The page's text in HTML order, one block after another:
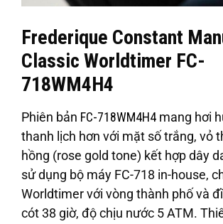
Frederique Constant
Classic Worldtimer FC-
718WM4H4
Phiên bản FC-718WM4H4 mang hơi
thanh lịch hơn với mặt số trắng, vỏ
hồng (rose gold tone) kết hợp dây
sử dụng bộ máy FC-718 in-house,
Worldtimer với vòng thành phố và
cót 38 giờ, độ chịu nước 5 ATM.